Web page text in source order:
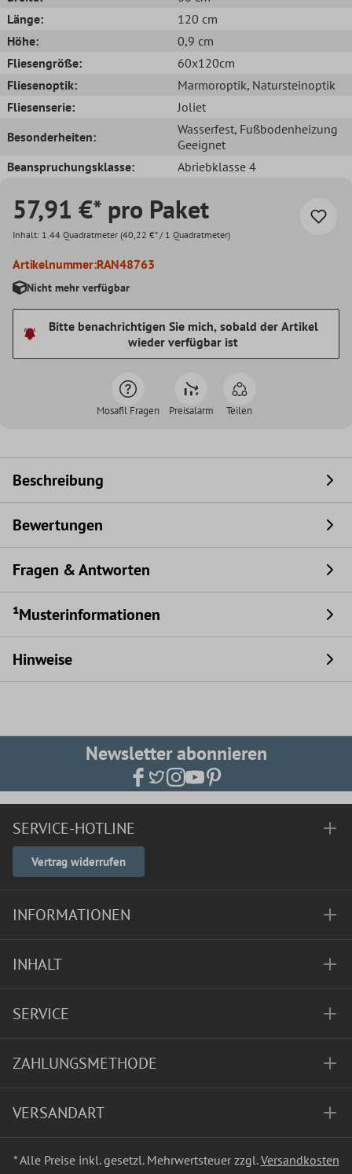
Länge:
120 cm
Höhe:
0,9 cm
Fliesengröße:
60x120cm
Fliesenoptik:
Marmoroptik, Natursteinoptik
Fliesenserie:
Joliet
Besonderheiten:
Wasserfest, Fußbodenheizung
Geeignet
Beanspruchungsklasse:
Abriebklasse 4
57,91 €* pro Paket
Inhalt: 1.44 Quadratmeter (40,22 €* / 1 Quadratmeter)
Artikelnummer:RAN48763
Nicht mehr verfügbar
Bitte benachrichtigen Sie mich, sobald der Artikel
wieder verfügbar ist
Mosafil Fragen Preisalarm Teilen
Beschreibung
Bewertungen
Fragen & Antworten
¹Musterinformationen
Hinweise
Newsletter abonnieren
SERVICE-HOTLINE
Vertrag widerrufen
INFORMATIONEN
INHALT
SERVICE
ZAHLUNGSMETHODE
VERSANDART
* Alle Preise inkl. gesetzl. Mehrwertsteuer zzgl.Versandkosten